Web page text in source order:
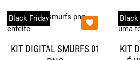
Black Friday
KIT DIGITAL SMURFS 01
Black
KIT